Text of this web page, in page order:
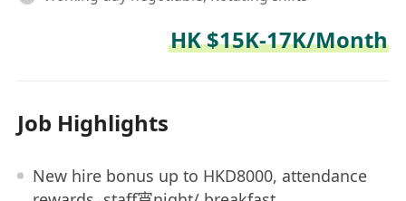
HK $15K-17K/Month
Job Highlights
New hire bonus up to HKD8000, attendance